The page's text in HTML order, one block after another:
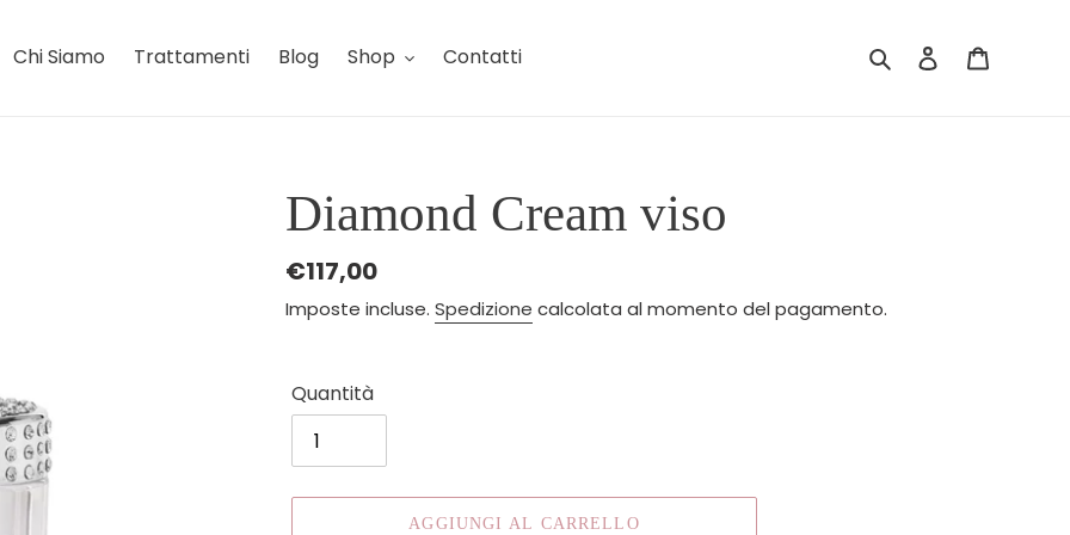
Chi Siamo Trattamenti Blog Shop Contatti Cerca Accedi
Diamond Cream viso
Prezzo
di
€117,00
Imposte incluse. Spedizione calcolata al momento del pagamento.
Quantità
AGGIUNGI AL CARRELLO